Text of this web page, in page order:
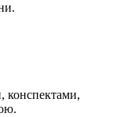
конспектами,